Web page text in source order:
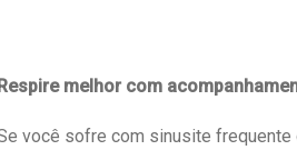
Respire melhor com
você sofre com sinusite frequente